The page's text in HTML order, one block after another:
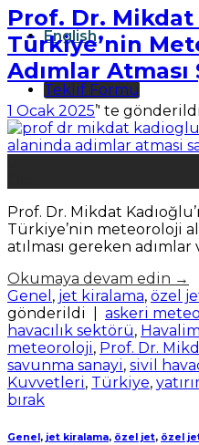
English
Teklif Formu
Prof. Dr. Mikdat
Türkiye’nin
Adımlar Atması
1 Ocak 2025’' te gönderildi
Prof. Dr. Mikdat
Türkiye’nin meteoroloji
atılması gereken
Okumaya devam edin →
Genel , jet kiralama, özel
gönderildi
askeri
havacılık sektörü,
meteoroloji, Prof. Dr.
savunma sanayi, sivil
Kuvvetleri, Türkiye,
bırak
Genel , jet kiralama, özel jet, özel